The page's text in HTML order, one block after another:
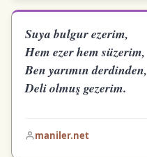
Suya bulgur ezerim,
Hem ezer hem süzerim,
Ben yarımın derdinden,
Deli olmuş gezerim.
maniler.net